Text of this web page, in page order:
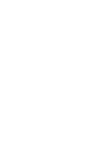
させよ